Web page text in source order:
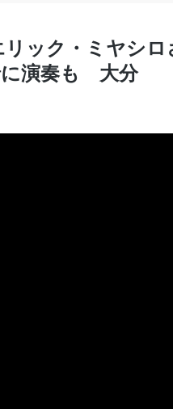
ック・ミヤシ
演奏も 大分